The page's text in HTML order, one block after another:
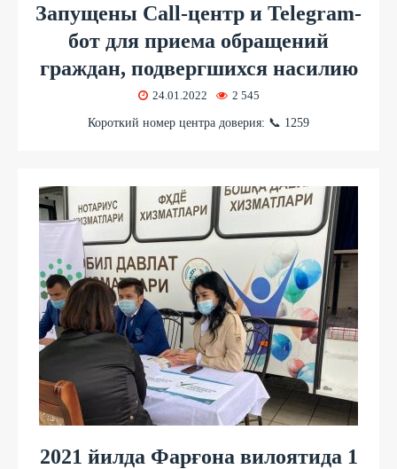
Запущены Call-центр и Telegram-
бот для приема обращений
граждан, подвергшихся насилию
24.01.2022 2 545
Короткий номер центра доверия: 📞 1259
2021 йилда Фарғона вилоятида 1